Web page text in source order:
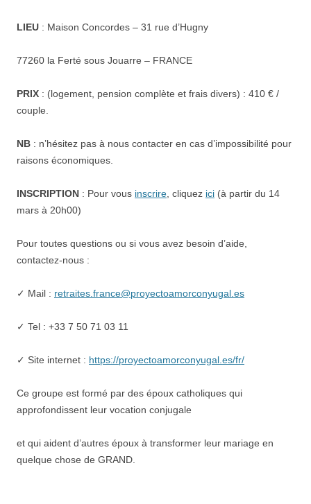
LIEU : Maison Concordes – 31 rue d’Hugny
77260 la Ferté sous Jouarre – FRANCE
PRIX : (logement, pension complète et frais divers) : 410 € /
couple.
NB : n’hésitez pas à nous contacter en cas d’impossibilité pour
raisons économiques.
INSCRIPTION : Pour vous inscrire , cliquez ici (à partir du 14
mars à 20h00)
Pour toutes questions ou si vous avez besoin d’aide,
contactez-nous :
✓ Mail : retraites.france@proyectoamorconyugal.es
✓ Tel : +33 7 50 71 03 11
✓ Site internet : https://proyectoamorconyugal.es/fr/
Ce groupe est formé par des époux catholiques qui
approfondissent leur vocation conjugale
et qui aident d’autres époux à transformer leur mariage en
quelque chose de GRAND.